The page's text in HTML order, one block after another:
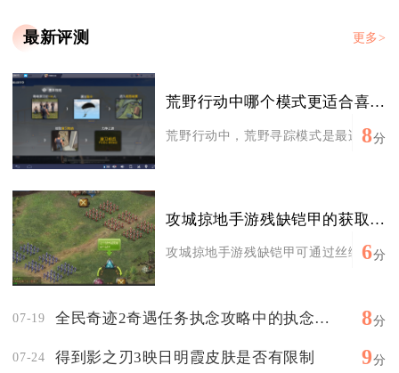
最新评测 更多>
荒野行动中哪个模式更适合喜欢探险的玩家
荒野行动中，荒野寻踪模式是最适合喜
8分
攻城掠地手游残缺铠甲的获取步骤是什么
攻城掠地手游残缺铠甲可通过丝绸之路
6分
07-19 全民奇迹2奇遇任务执念攻略中的执念效果可以叠加吗 8分
07-24 得到影之刃3映日明霞皮肤是否有限制 9分